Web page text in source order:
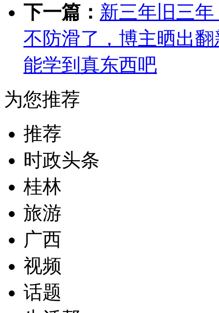
下一篇： 新三年旧三
不防滑了，博主晒出
能学到真东西吧
为您推荐
推荐
时政头条
桂林
旅游
广西
视频
话题